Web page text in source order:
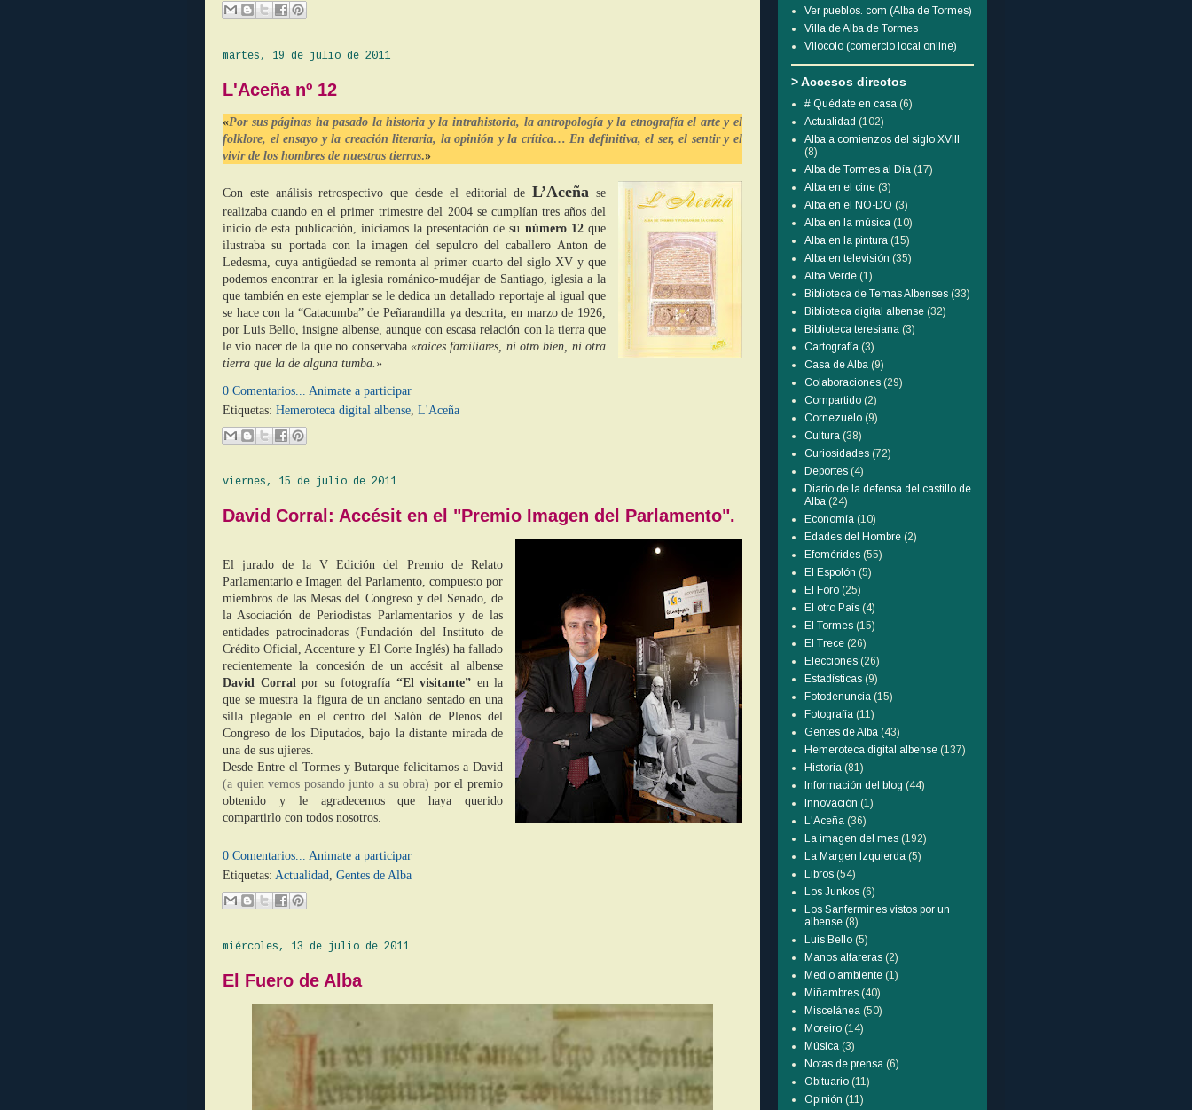
martes, 19 de julio de 2011
L'Aceña nº 12
«Por sus páginas ha pasado la historia y la intrahistoria, la antropología y la etnografía el arte y el
folklore, el ensayo y la creación literaria, la opinión y la crítica… En definitiva, el ser, el sentir y el
vivir de los hombres de nuestras tierras.»
Con este análisis retrospectivo que desde el editorial deL’Aceña se
realizaba cuando en el primer trimestre del 2004 se cumplían tres años del
inicio de esta publicación, iniciamos la presentación de su número 12que
ilustraba su portada con la imagen del sepulcro del caballero Anton de
Ledesma, cuya antigüedad se remonta al primer cuarto del siglo XV y que
podemos encontrar en la iglesia románico-mudéjar de Santiago, iglesia a la
que también en este ejemplar se le dedica un detallado reportaje al igual que
se hace con la “Catacumba” de Peñarandilla ya descrita, en marzo de 1926,
por Luis Bello, insigne albense, aunque con escasa relación con la tierra que
le vio nacer de la que no conservaba «raíces familiares, ni otro bien, ni otra
tierra que la de alguna tumba.»
0 Comentarios... Animate a participar
Etiquetas: Hemeroteca digital albense, L'Aceña
viernes, 15 de julio de 2011
David Corral: Accésit en el "Premio Imagen del Parlamento".
El jurado de la V Edición del Premio de Relato
Parlamentario e Imagen del Parlamento, compuesto por
miembros de las Mesas del Congreso y del Senado, de
la Asociación de Periodistas Parlamentarios y de las
entidades patrocinadoras (Fundación del Instituto de
Crédito Oficial, Accenture y El Corte Inglés) ha fallado
recientemente la concesión de un accésit al albense
David Corralpor su fotografía “El visitante” en la
que se muestra la figura de un anciano sentado en una
silla plegable en el centro del Salón de Plenos del
Congreso de los Diputados, bajo la distante mirada de
una de sus ujieres.
Desde Entre el Tormes y Butarque felicitamos a David
(a quien vemos posando junto a su obra) por el premio
obtenido y le agradecemos que haya querido
compartirlo con todos nosotros.
0 Comentarios... Animate a participar
Etiquetas: Actualidad, Gentes de Alba
miércoles, 13 de julio de 2011
El Fuero de Alba
Ver pueblos. com (Alba de Tormes)
Villa de Alba de Tormes
Vilocolo (comercio local online)
> Accesos directos
# Quédate en casa (6)
Actualidad (102)
Alba a comienzos del siglo XVIII
(8)
Alba de Tormes al Día (17)
Alba en el cine (3)
Alba en el NO-DO (3)
Alba en la música (10)
Alba en la pintura (15)
Alba en televisión (35)
Alba Verde (1)
Biblioteca de Temas Albenses (33)
Biblioteca digital albense (32)
Biblioteca teresiana (3)
Cartografía (3)
Casa de Alba (9)
Colaboraciones (29)
Compartido (2)
Cornezuelo (9)
Cultura (38)
Curiosidades (72)
Deportes (4)
Diario de la defensa del castillo de
Alba (24)
Economía (10)
Edades del Hombre (2)
Efemérides (55)
El Espolón (5)
El Foro (25)
El otro País (4)
El Tormes (15)
El Trece (26)
Elecciones (26)
Estadísticas (9)
Fotodenuncia (15)
Fotografía (11)
Gentes de Alba (43)
Hemeroteca digital albense (137)
Historia (81)
Información del blog (44)
Innovación (1)
L'Aceña (36)
La imagen del mes (192)
La Margen Izquierda (5)
Libros (54)
Los Junkos (6)
Los Sanfermines vistos por un
albense (8)
Luis Bello (5)
Manos alfareras (2)
Medio ambiente (1)
Miñambres (40)
Miscelánea (50)
Moreiro (14)
Música (3)
Notas de prensa (6)
Obituario (11)
Opinión (11)